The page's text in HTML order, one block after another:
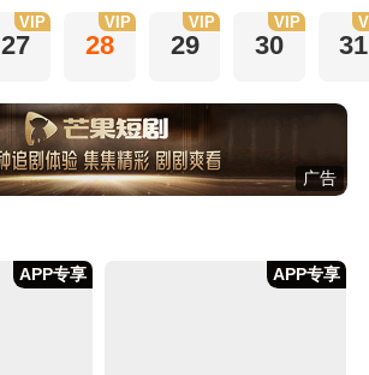
27
VIP
28
VIP
29
VIP
30
VIP
31
广告
APP专享 APP专享